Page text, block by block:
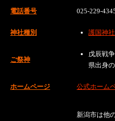
電話番号 025-229-
神社種別 護国神社
ご祭神
戊辰戦
県出身
ホームページ 公式ホーム
新潟市は他